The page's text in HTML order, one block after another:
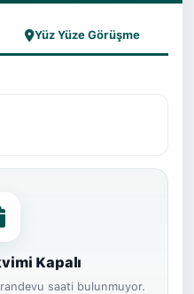
Yüz Yüze Görüşme
Kapalı
saati bulunmuyor.